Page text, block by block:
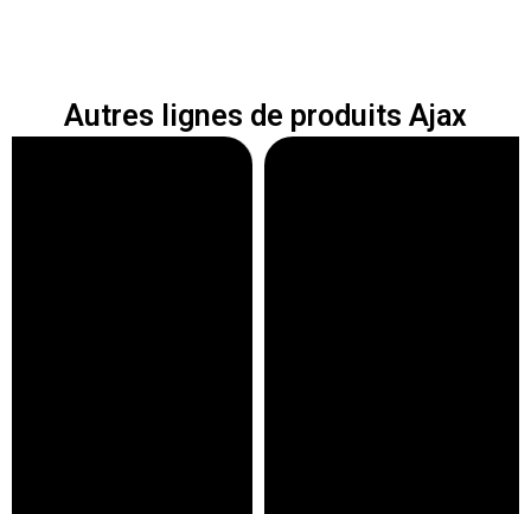
Autres lignes de produits Ajax